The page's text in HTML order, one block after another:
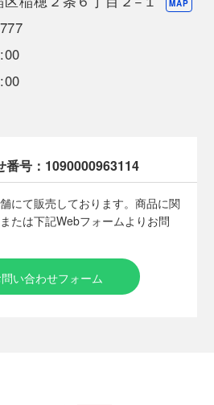
ステムを導入し、店頭や他ネットシ
ますが、
反映が間に合わず欠品となってしま
ャンセルさせていただく場合がござ
参照下さい。
買取させていただいた商品であり、
を装った偽装サイトにご注意くださ
の商品画像や文章を無断盗用した『偽
MAP
号： 1090000963114
にて販売しております。商品に関
たは下記Webフォームよりお問
い合わせフォーム